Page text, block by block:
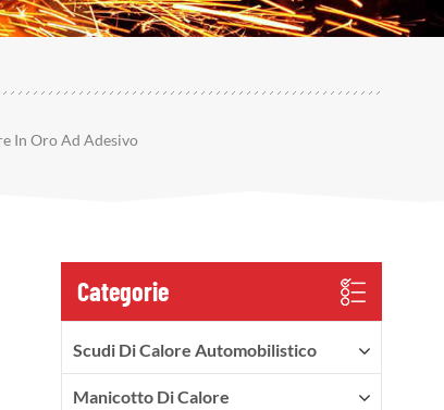
In Oro Ad Adesivo
Categorie
Scudi Di Calore Automobilistico
Manicotto Di Calore